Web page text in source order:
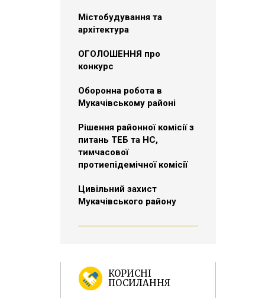
Містобудування та
архітектура
ОГОЛОШЕННЯ про
конкурс
Оборонна робота в
Мукачівському районі
Рішення районної комісії з
питань ТЕБ та НС,
тимчасової
протиепідемічної комісії
Цивільний захист
Мукачівського району
КОРИСНІ
ПОСИЛАННЯ